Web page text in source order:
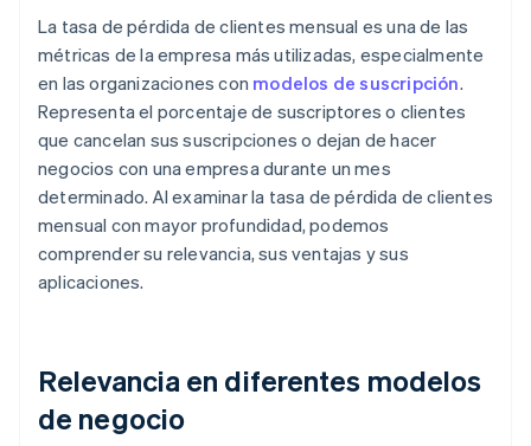
La tasa de pérdida de clientes mensual es una de las
métricas de la empresa más utilizadas, especialmente
en las organizaciones con modelos de suscripción.
Representa el porcentaje de suscriptores o clientes
que cancelan sus suscripciones o dejan de hacer
negocios con una empresa durante un mes
determinado. Al examinar la tasa de pérdida de clientes
mensual con mayor profundidad, podemos
comprender su relevancia, sus ventajas y sus
aplicaciones.
Relevancia en diferentes modelos
de negocio